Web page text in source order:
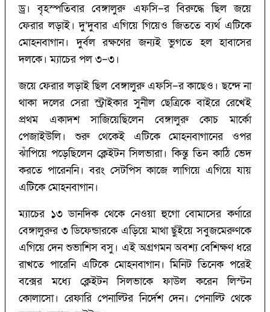
ড্র। বৃহস্পতিবার বেঙ্গালুরু এফসি–র বিরুদ্ধে ছিল জয়ে
ফেরার লড়াই। ‌দু’‌দুবার এগিয়ে গিয়েও জিততে ব্যর্থ এটিকে
মোহনবাগান। দুর্বল রক্ষণের জন্যই ভুগতে হল হাবাসের
দলকে। ম্যাচের পল ৩–৩।
জয়ে ফেরার লড়াই ছিল বেঙ্গালুরু এফসি–র কাছেও। ছন্দে না
থাকা দলের সেরা স্ট্রাইকার সুনীল ছেত্রিকে বাইরে রেখেই
প্রথম একাদশ সাজিয়েছিলেন বেঙ্গালুরু কোচ মার্কো
পেজাইউলি। শুরু থেকেই এটিকে মোহনবাগানের ওপর
ঝাঁপিয়ে পড়েছিলেন ক্লেইটন সিলভারা। কিন্তু তিন কাঠি ভেদ
করতে পারেননি। বরং সেটপিস কাজে লাগিয়ে এগিয়ে যায়
এটিকে মোহনবাগান।
ম্যাচের ১৩ ডানদিক থেকে নেওয়া হুগো বোমাসের কর্ণারে
বেঙ্গালুরুর ৩ ডিফেন্ডারকে এড়িয়ে মাথা ছুঁইয়ে সবুজমেরুণকে
এগিয়ে দেন শুভাশিস বসু। এই অগ্রগমন অবশ্য বেশিক্ষণ ধরে
রাখতে পারেনি এটিকে মোহনবাগান। মিনিট তিনেক পরেই
বক্সের মধ্যে ক্লেইটন সিলভাকে ফাউল করেন লিস্টন
কোলাসো। রেফারি পেনাল্টির নির্দেশ দেন। পেনাল্টি থেকে